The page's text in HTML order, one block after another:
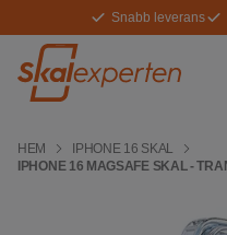
Snabb leverans
HEM
IPHONE 16 SKAL
IPHONE 16 MAGSAFE SKAL -